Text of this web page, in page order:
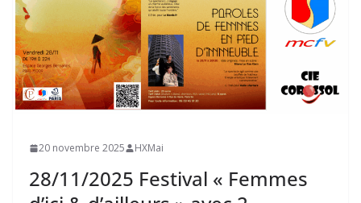
20 novembre 2025 HXMai
28/11/2025 Festival « Femmes